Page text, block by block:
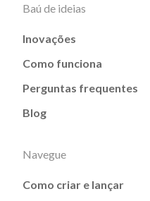
Baú de ideias
Inovações
Como funciona
Perguntas frequentes
Blog
Navegue
Como criar e lançar